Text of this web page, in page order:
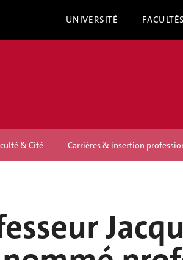
UNIVERSITÉ FACULTÉS
& Cité Carrières & insertion